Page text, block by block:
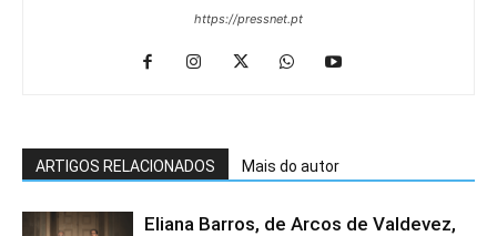
https://pressnet.pt
ARTIGOS RELACIONADOS Mais do autor
Eliana Barros, de Arcos de Valdevez,